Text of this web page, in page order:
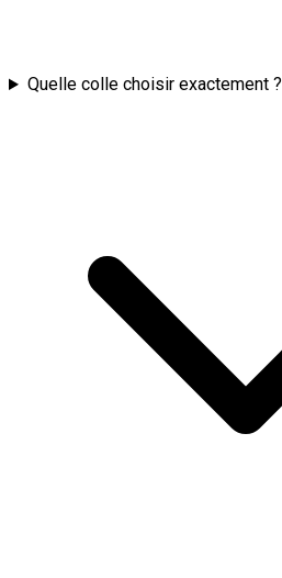
Quelle colle choisir exactement ?